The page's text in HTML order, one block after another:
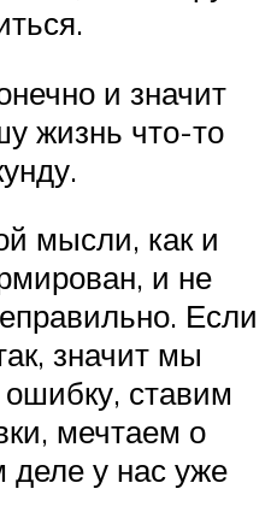
и значит
жизнь что-то
мысли, как и
и не
Если
значит мы
ставим
мечтаем о
деле у нас уже